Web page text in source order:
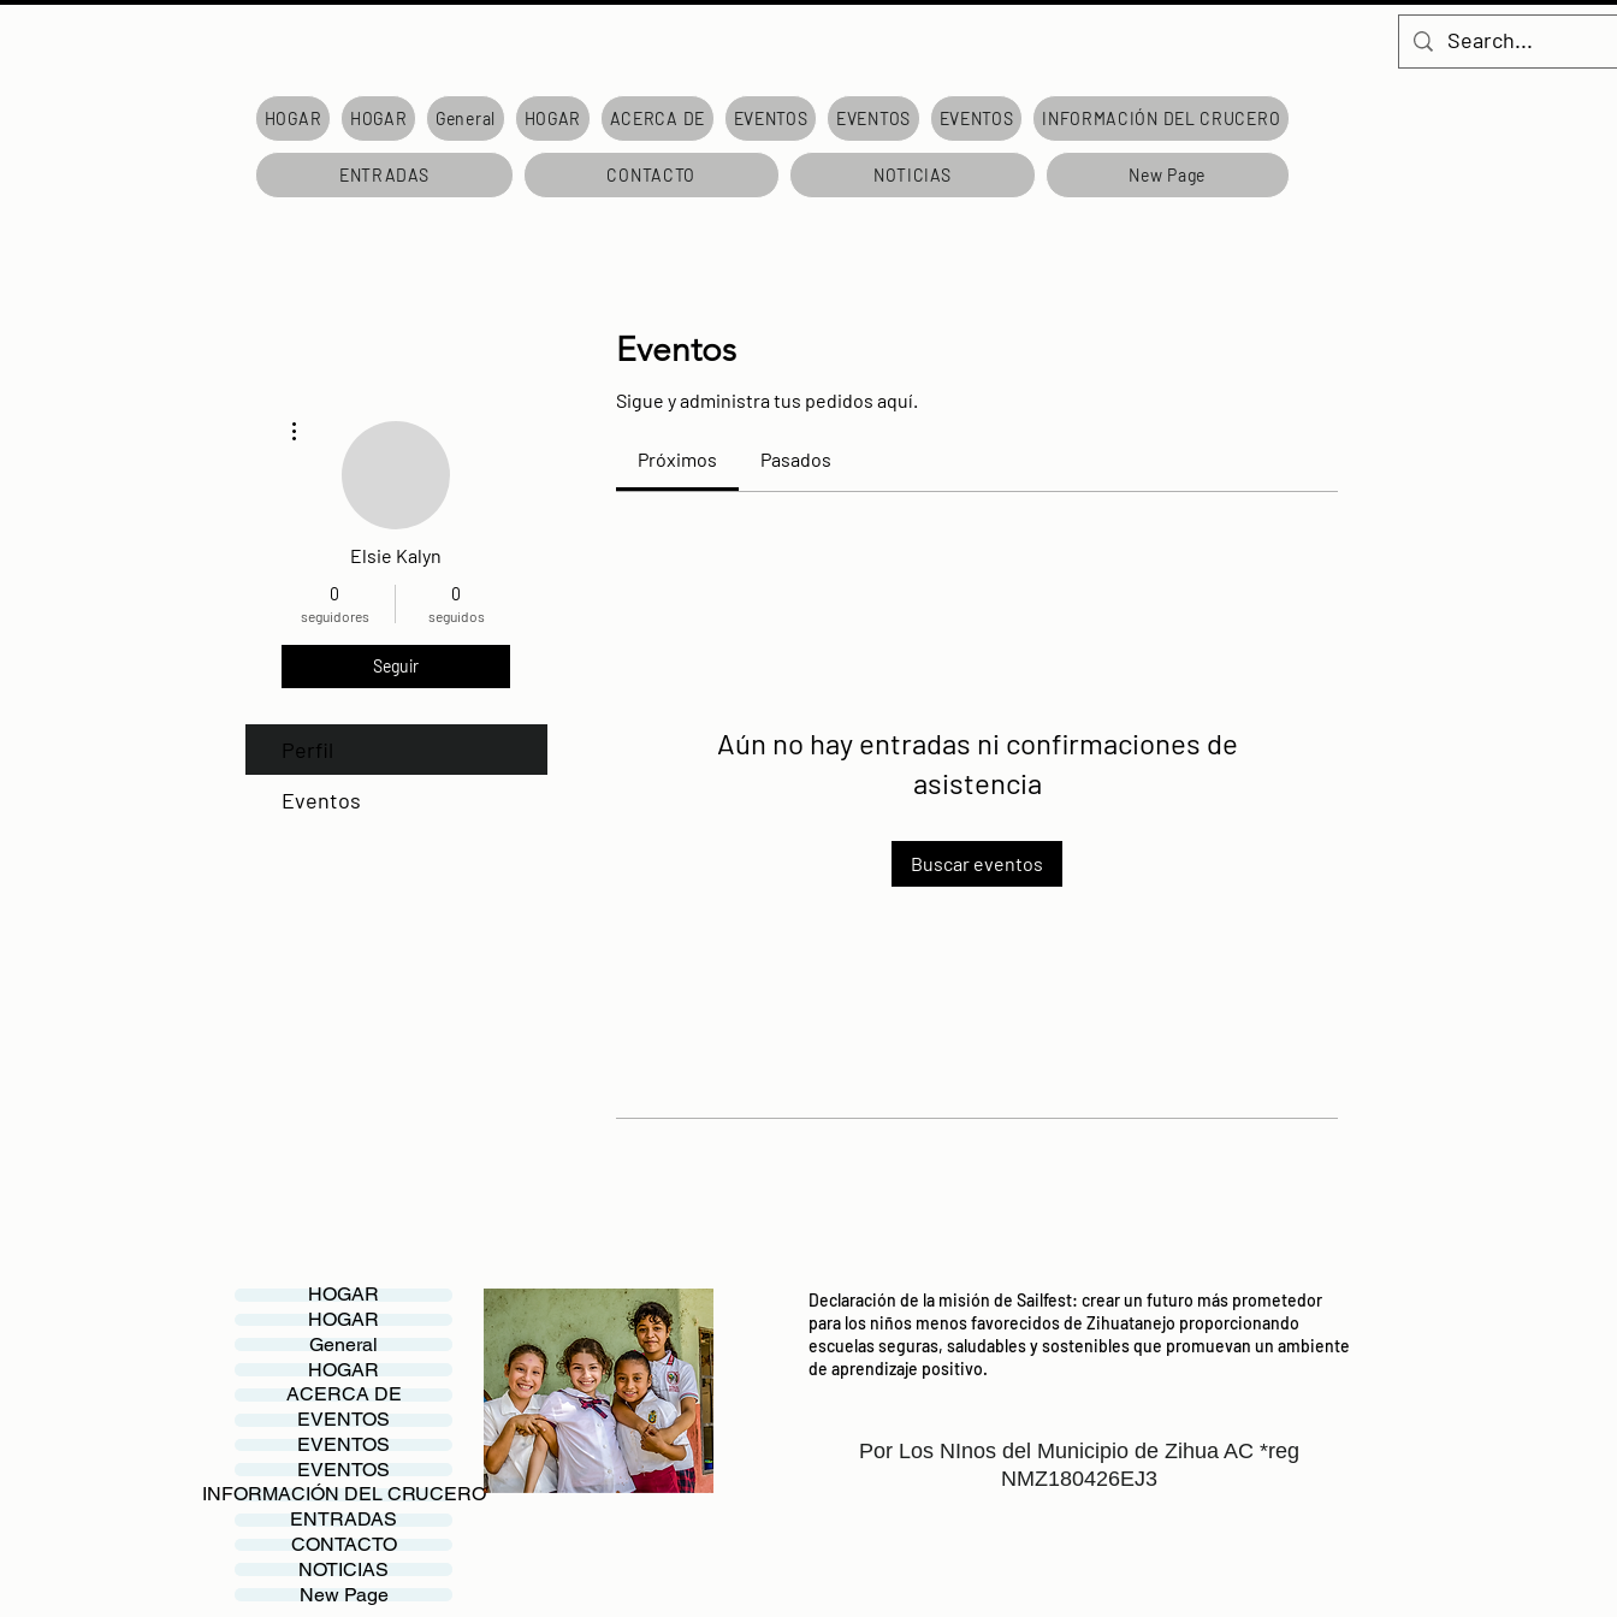
HOGAR HOGAR General HOGAR ACERCA DE EVENTOS EVENTOS EVENTOS INFORMACIÓN DEL CRUCERO
ENTRADAS CONTACTO NOTICIAS New Page
Eventos
Sigue y administra tus pedidos aquí.
Próximos Pasados
Aún no hay entradas ni confirmaciones de
asistencia
Buscar eventos
Elsie Kalyn
0
seguidores
0
seguidos
Seguir
Perfil
Eventos
HOGAR
HOGAR
General
HOGAR
ACERCA DE
EVENTOS
EVENTOS
EVENTOS
INFORMACIÓN DEL CRUCERO
ENTRADAS
CONTACTO
NOTICIAS
New Page
Declaración de la misión de Sailfest: crear un futuro más prometedor
para los niños menos favorecidos de Zihuatanejo proporcionando
escuelas seguras, saludables y sostenibles que promuevan un ambiente
de aprendizaje positivo.
Por Los NInos del Municipio de Zihua AC *reg
NMZ180426EJ3